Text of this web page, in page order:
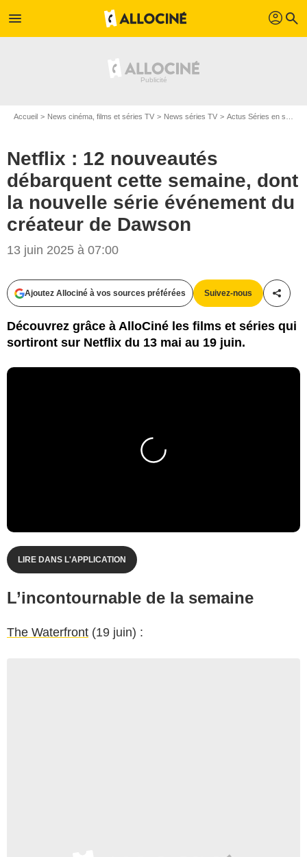
menu profil search
Accueil News cinéma, films et séries TV News séries TV Actus Séries en streaming
Netflix : 12 nouveautés
débarquent cette semaine, dont
la nouvelle série événement du
créateur de Dawson
13 juin 2025 à 07:00
Ajoutez Allociné à vos sources préférées Suivez-nous
Découvrez grâce à AlloCiné les films et séries qui
sortiront sur Netflix du 13 mai au 19 juin.
LIRE DANS L'APPLICATION
L’incontournable de la semaine
The Waterfront (19 juin) :